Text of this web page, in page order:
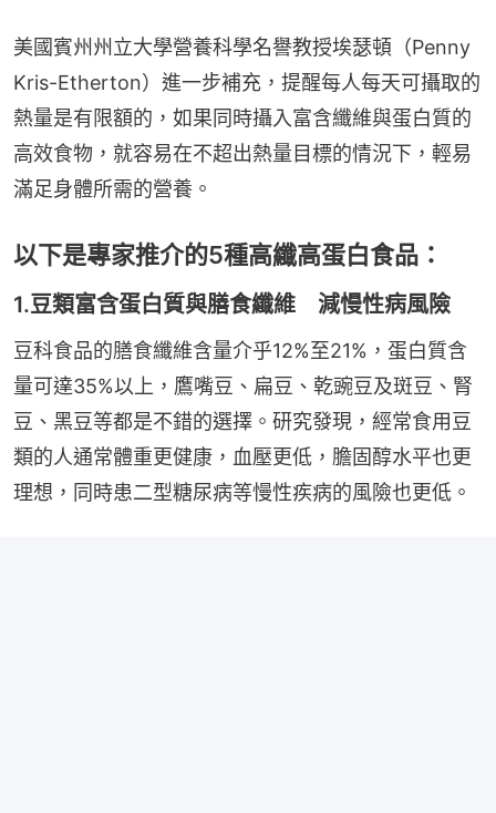
美國賓州州立大學營養科學名譽教授埃瑟頓（Penny
Kris-Etherton）進一步補充，提醒每人每天可攝取的
熱量是有限額的，如果同時攝入富含纖維與蛋白質的
高效食物，就容易在不超出熱量目標的情況下，輕易
滿足身體所需的營養。
以下是專家推介的5種高纖高蛋白食品：
1.豆類富含蛋白質與膳食纖維 減慢性病風險
豆科食品的膳食纖維含量介乎12%至21%，蛋白質含
量可達35%以上，鷹嘴豆、扁豆、乾豌豆及斑豆、腎
豆、黑豆等都是不錯的選擇。研究發現，經常食用豆
類的人通常體重更健康，血壓更低，膽固醇水平也更
理想，同時患二型糖尿病等慢性疾病的風險也更低。